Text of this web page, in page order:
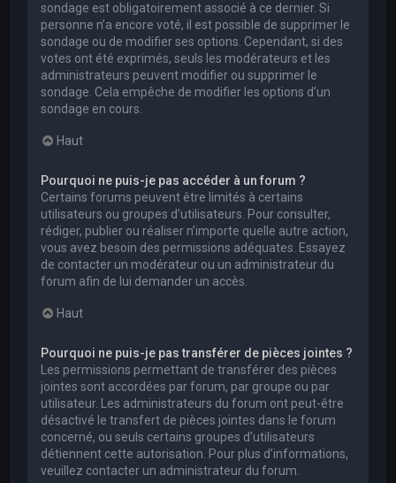
sondage est obligatoirement associé à ce dernier. Si
personne n’a encore voté, il est possible de supprimer le
sondage ou de modifier ses options. Cependant, si des
votes ont été exprimés, seuls les modérateurs et les
administrateurs peuvent modifier ou supprimer le
sondage. Cela empêche de modifier les options d’un
sondage en cours.
Haut
Pourquoi ne puis-je pas accéder à un forum ?
Certains forums peuvent être limités à certains
utilisateurs ou groupes d’utilisateurs. Pour consulter,
rédiger, publier ou réaliser n’importe quelle autre action,
vous avez besoin des permissions adéquates. Essayez
de contacter un modérateur ou un administrateur du
forum afin de lui demander un accès.
Haut
Pourquoi ne puis-je pas transférer de pièces jointes ?
Les permissions permettant de transférer des pièces
jointes sont accordées par forum, par groupe ou par
utilisateur. Les administrateurs du forum ont peut-être
désactivé le transfert de pièces jointes dans le forum
concerné, ou seuls certains groupes d’utilisateurs
détiennent cette autorisation. Pour plus d’informations,
veuillez contacter un administrateur du forum.